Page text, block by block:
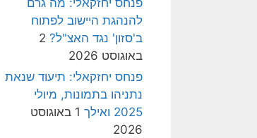
פנחס יחזקאלי: מה גרם
להנהגת היישוב לפתוח
ב'סזון' נגד האצ"ל? 2
באוגוסט 2026
פנחס יחזקאלי: תיעוד שנאת
נתניהו בתמונות, מיולי
2025 ואילך
1 באוגוסט
2026